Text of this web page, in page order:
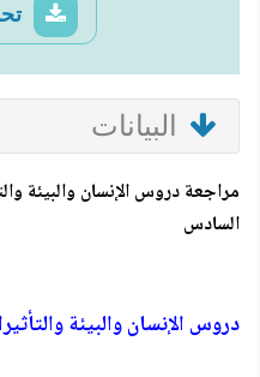
البيانات
مراجعة دروس الإنسان والبيئة
السادس
دروس الإنسان والبيئة